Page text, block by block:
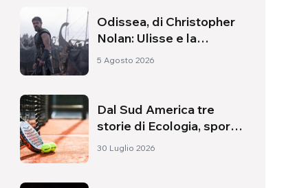
Odissea, di Christopher
Nolan: Ulisse e la
necessità di un’alba
5 Agosto 2026
Dal Sud America tre
storie di Ecologia, sport
e salute
30 Luglio 2026